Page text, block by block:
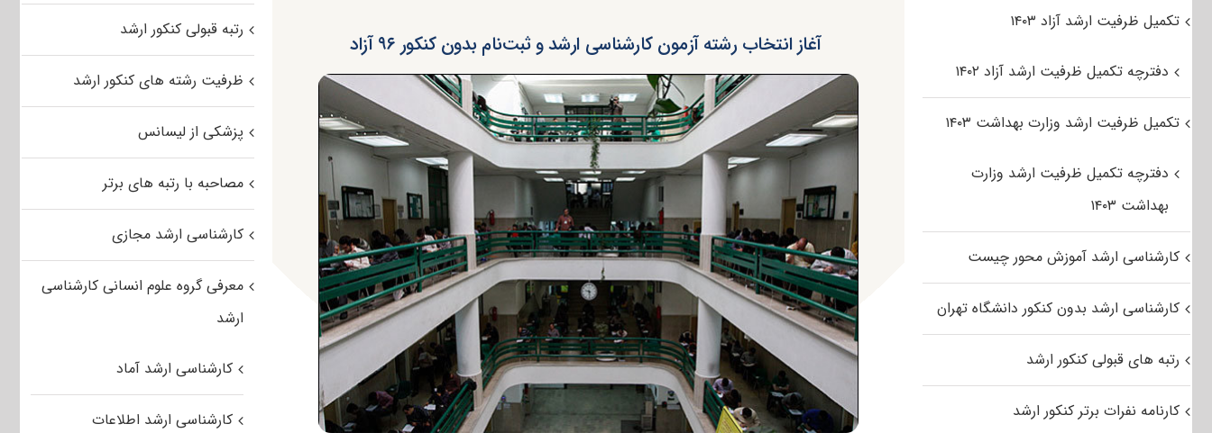
آغاز انتخاب رشته آزمون کارشناسی ارشد و ثبت‌نام بدون کنکور ۹۶ آزاد
رتبه قبولی کنکور ارشد
ظرفیت رشته های کنکور ارشد
پزشکی از لیسانس
مصاحبه با رتبه های برتر
کارشناسی ارشد مجازی
معرفی گروه علوم انسانی کارشناسی
ارشد
کارشناسی ارشد آماد
کارشناسی ارشد اطلاعات
تکمیل ظرفیت ارشد آزاد ۱۴۰۳
دفترچه تکمیل ظرفیت ارشد آزاد ۱۴۰۲
تکمیل ظرفیت ارشد وزارت بهداشت ۱۴۰۳
دفترچه تکمیل ظرفیت ارشد وزارت
بهداشت ۱۴۰۳
کارشناسی ارشد آموزش محور چیست
کارشناسی ارشد بدون کنکور دانشگاه تهران
رتبه های قبولی کنکور ارشد
کارنامه نفرات برتر کنکور ارشد